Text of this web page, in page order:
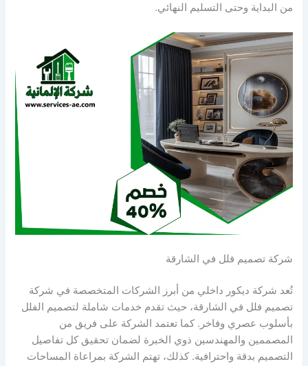
من البداية وحتى التسليم النهائي.
شركة تصميم فلل في الشارقة
تُعد شركة ديكور داخلي من أبرز الشركات المتخصصة في شركة
تصميم فلل في الشارقة، حيث تقدم خدمات شاملة لتصميم الفلل
بأسلوب عصري وفاخر. كما تعتمد الشركة على فريق من
المصممين والمهندسين ذوي الخبرة لضمان تحقيق كل تفاصيل
التصميم بدقة واحترافية. كذلك، تهتم الشركة بمراعاة المساحات